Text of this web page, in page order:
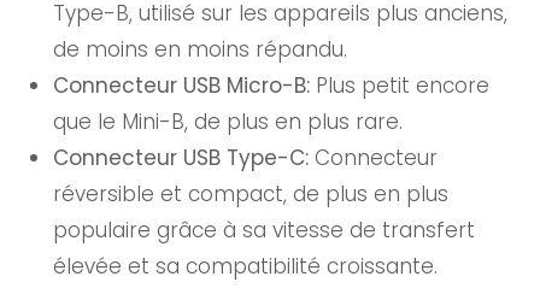
Type-B, utilisé sur les appareils plus anciens,
de moins en moins répandu.
Connecteur USB Micro-B: Plus petit encore
que le Mini-B, de plus en plus rare.
Connecteur USB Type-C: Connecteur
réversible et compact, de plus en plus
populaire grâce à sa vitesse de transfert
élevée et sa compatibilité croissante.